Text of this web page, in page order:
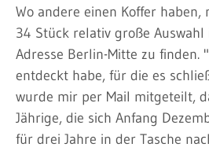
Wo andere einen Koffer
34 Stück relativ große
Adresse Berlin-Mitte zu
entdeckt habe, für die es
wurde mir per Mail mitgeteilt,
Jährige, die sich Anfang
für drei Jahre in der Tasche